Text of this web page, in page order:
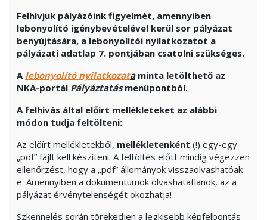
Felhívjuk pályázóink figyelmét, amennyiben
lebonyolító igénybevételével kerül sor pályázat
benyújtására, a lebonyolítói nyilatkozatot a
pályázati adatlap 7. pontjában csatolni szükséges.
A lebonyolító nyilatkozataminta letölthető az
NKA-portál Pályáztatásmenüpontból.
A felhívás által előírt mellékleteket az alábbi
módon tudja feltölteni:
Az előírt mellékletekből, mellékletenként (!) egy-egy
„pdf” fájlt kell készíteni. A feltöltés előtt mindig végezzen
ellenőrzést, hogy a „pdf” állományok visszaolvashatóak-
e. Amennyiben a dokumentumok olvashatatlanok, az a
pályázat érvénytelenségét okozhatja!
Szkennelés során törekedjen a legkisebb képfelbontás